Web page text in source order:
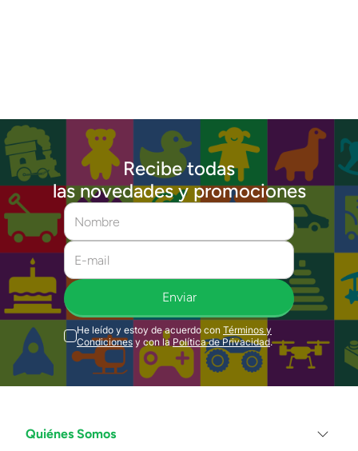
Recibe todas
las novedades y promociones
Enviar
He leído y estoy de acuerdo con Términos y
Condiciones y con la Política de Privacidad.
Quiénes Somos